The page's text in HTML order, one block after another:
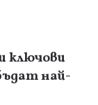
ключови
най-